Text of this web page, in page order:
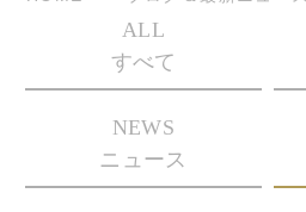
ALL
すべて
NEWS
ニュース